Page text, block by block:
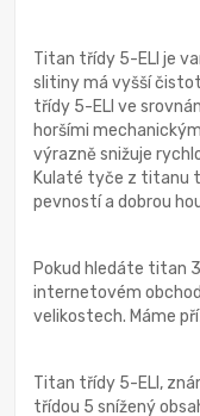
Titan třídy 5-ELI je
slitiny má vyšší
třídy 5-ELI ve
horšími
výrazně snižuje
Kulaté tyče z titanu
pevností a dobrou
Pokud hledáte titan
internetovém
velikostech. Máme
Titan třídy 5-ELI,
třídou 5 snížený